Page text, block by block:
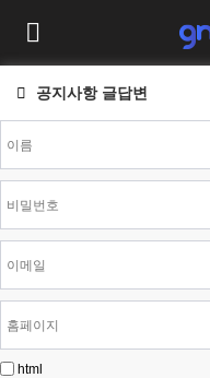
공지사항 글답변
html